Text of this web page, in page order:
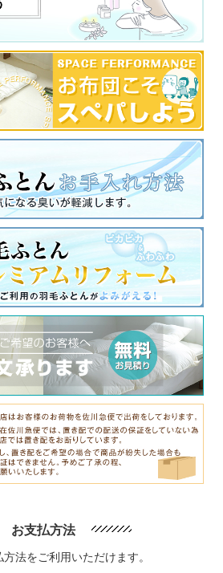
お支払方法
法をご利用いただけます。